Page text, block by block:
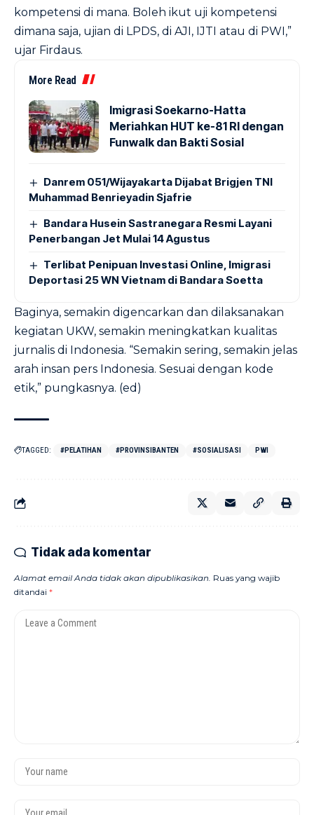
kompetensi di mana. Boleh ikut uji kompetensi
dimana saja, ujian di LPDS, di AJI, IJTI atau di PWI,”
ujar Firdaus.
More Read
Imigrasi Soekarno-Hatta
Meriahkan HUT ke-81 RI dengan
Funwalk dan Bakti Sosial
Danrem 051/Wijayakarta Dijabat Brigjen TNI
Muhammad Benrieyadin Sjafrie
Bandara Husein Sastranegara Resmi Layani
Penerbangan Jet Mulai 14 Agustus
Terlibat Penipuan Investasi Online, Imigrasi
Deportasi 25 WN Vietnam di Bandara Soetta
Baginya, semakin digencarkan dan dilaksanakan
kegiatan UKW, semakin meningkatkan kualitas
jurnalis di Indonesia. “Semakin sering, semakin jelas
arah insan pers Indonesia. Sesuai dengan kode
etik,” pungkasnya. (ed)
TAGGED: #PELATIHAN #PROVINSIBANTEN #SOSIALISASI PWI
Tidak ada komentar
Alamat email Anda tidak akan dipublikasikan. Ruas yang wajib
ditandai *